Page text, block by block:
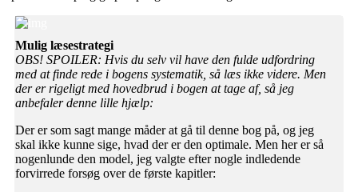
Mulig læsestrategi
OBS! SPOILER: Hvis du selv vil have den fulde udfordring
med at finde rede i bogens systematik, så læs ikke videre. Men
der er rigeligt med hovedbrud i bogen at tage af, så jeg
anbefaler denne lille hjælp:
Der er som sagt mange måder at gå til denne bog på, og jeg
skal ikke kunne sige, hvad der er den optimale. Men her er så
nogenlunde den model, jeg valgte efter nogle indledende
forvirrede forsøg over de første kapitler: